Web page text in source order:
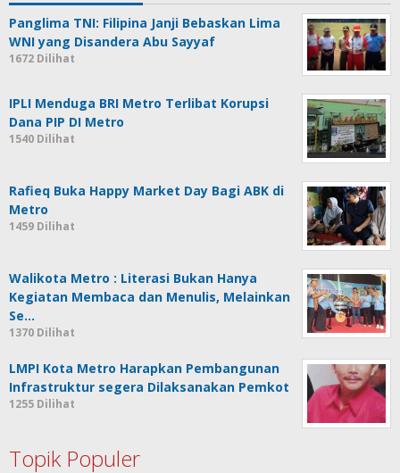
Panglima TNI: Filipina Janji Bebaskan Lima
WNI yang Disandera Abu Sayyaf
1672 Dilihat
IPLI Menduga BRI Metro Terlibat Korupsi
Dana PIP DI Metro
1540 Dilihat
Rafieq Buka Happy Market Day Bagi ABK di
Metro
1459 Dilihat
Walikota Metro : Literasi Bukan Hanya
Kegiatan Membaca dan Menulis, Melainkan
Se…
1370 Dilihat
LMPI Kota Metro Harapkan Pembangunan
Infrastruktur segera Dilaksanakan Pemkot
1255 Dilihat
Topik Populer